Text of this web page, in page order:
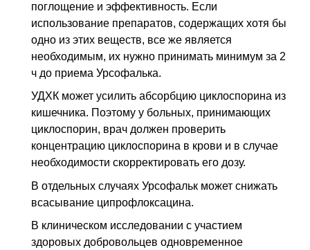
поглощение и эффективность. Если
использование препаратов, содержащих хотя бы
одно из этих веществ, все же является
необходимым, их нужно принимать минимум за 2
ч до приема Урсофалька.
УДХК может усилить абсорбцию циклоспорина из
кишечника. Поэтому у больных, принимающих
циклоспорин, врач должен проверить
концентрацию циклоспорина в крови и в случае
необходимости скорректировать его дозу.
В отдельных случаях Урсофальк может снижать
всасывание ципрофлоксацина.
В клиническом исследовании с участием
здоровых добровольцев одновременное